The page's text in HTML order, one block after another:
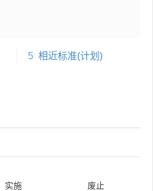
5 相近标准(计划)
实施 废止